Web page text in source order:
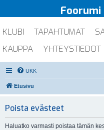
Foorumi
KLUBI TAPAHTUMAT
KAUPPA
YHTEYSTIEDOT
UKK
Etusivu
Poista evästeet
Haluatko varmasti poistaa tämän